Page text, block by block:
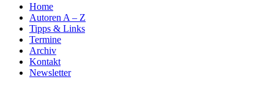
Home
Autoren A – Z
Tipps & Links
Termine
Archiv
Kontakt
Newsletter